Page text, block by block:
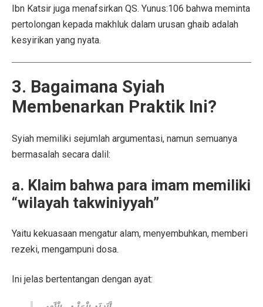
Ibn Katsir juga menafsirkan QS. Yunus:106 bahwa meminta
pertolongan kepada makhluk dalam urusan ghaib adalah
kesyirikan yang nyata.
3. Bagaimana Syiah
Membenarkan Praktik Ini?
Syiah memiliki sejumlah argumentasi, namun semuanya
bermasalah secara dalil:
a. Klaim bahwa para imam memiliki
“wilayah takwiniyyah”
Yaitu kekuasaan mengatur alam, menyembuhkan, memberi
rezeki, mengampuni dosa.
Ini jelas bertentangan dengan ayat: